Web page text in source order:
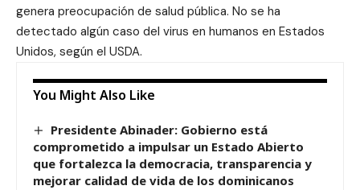
genera preocupación de salud pública. No se ha
detectado algún caso del virus en humanos en Estados
Unidos, según el USDA.
You Might Also Like
Presidente Abinader: Gobierno está
comprometido a impulsar un Estado Abierto
que fortalezca la democracia, transparencia y
mejorar calidad de vida de los dominicanos